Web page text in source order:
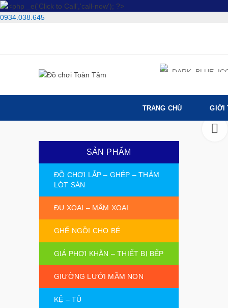
0934.038.645
TRANG CHỦ GIỚI
SẢN PHẨM
ĐỒ CHƠI LẮP – GHÉP – THẢM
LÓT SÀN
ĐU XOAI – MÂM XOAI
GHẾ NGỒI CHO BÉ
GIÁ PHƠI KHĂN – THIẾT BỊ BẾP
GIƯỜNG LƯỚI MẦM NON
KỆ – TỦ